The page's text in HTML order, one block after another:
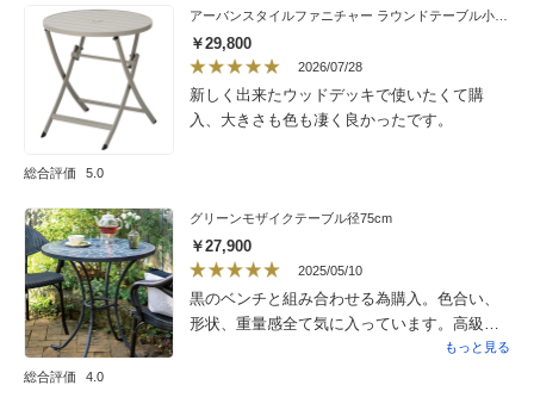
総合評価 5.0
アーバンスタイルファニチャー ラウンドテーブル小 径70
￥29,800
2026/07/28
新しく出来たウッドデッキで使いたくて購
入、大きさも色も凄く良かったです。
総合評価 4.0
グリーンモザイクテーブル径75cm
￥27,900
2025/05/10
黒のベンチと組み合わせる為購入。色合い、
形状、重量感全て気に入っています。高級感
もあり庭にマッチしています。良いものあり
もっと見る